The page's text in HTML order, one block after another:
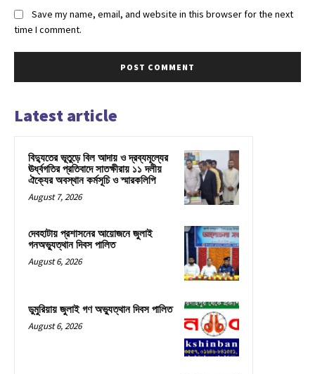
Save my name, email, and website in this browser for the next
time I comment.
Latest article
বিদ্যুতের ভূতুড়ে বিল আদায় ও দ্রব্যমূল্যের
ঊর্ধ্বগতির প্রতিবাদে সাতক্ষীরায় ১১ দলীয়
ঐক্যের অবস্থান কর্মসূচি ও স্মারকলিপি
August 7, 2026
দেবহাটায় প্রশাসনের আয়োজনে জুলাই
গনঅভ্যুত্থান দিবস পালিত
August 6, 2026
ডুমুরিয়ায় জুলাই গণ অভ্যুত্থান দিবস পালিত
August 6, 2026